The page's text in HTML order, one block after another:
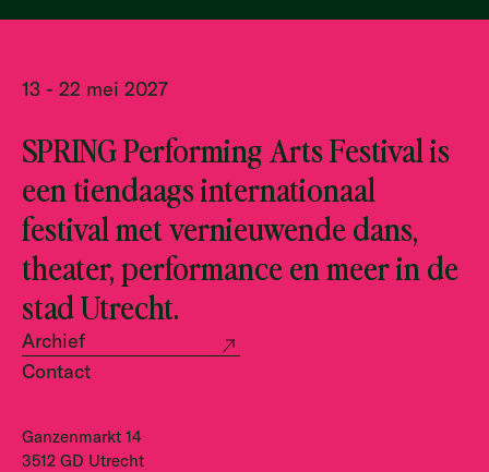
13 - 22 mei 2027
SPRING Performing Arts Festival is
een tiendaags internationaal
festival met vernieuwende dans,
theater, performance en meer in de
stad Utrecht.
Archief
Contact
Ganzenmarkt 14
3512 GD Utrecht